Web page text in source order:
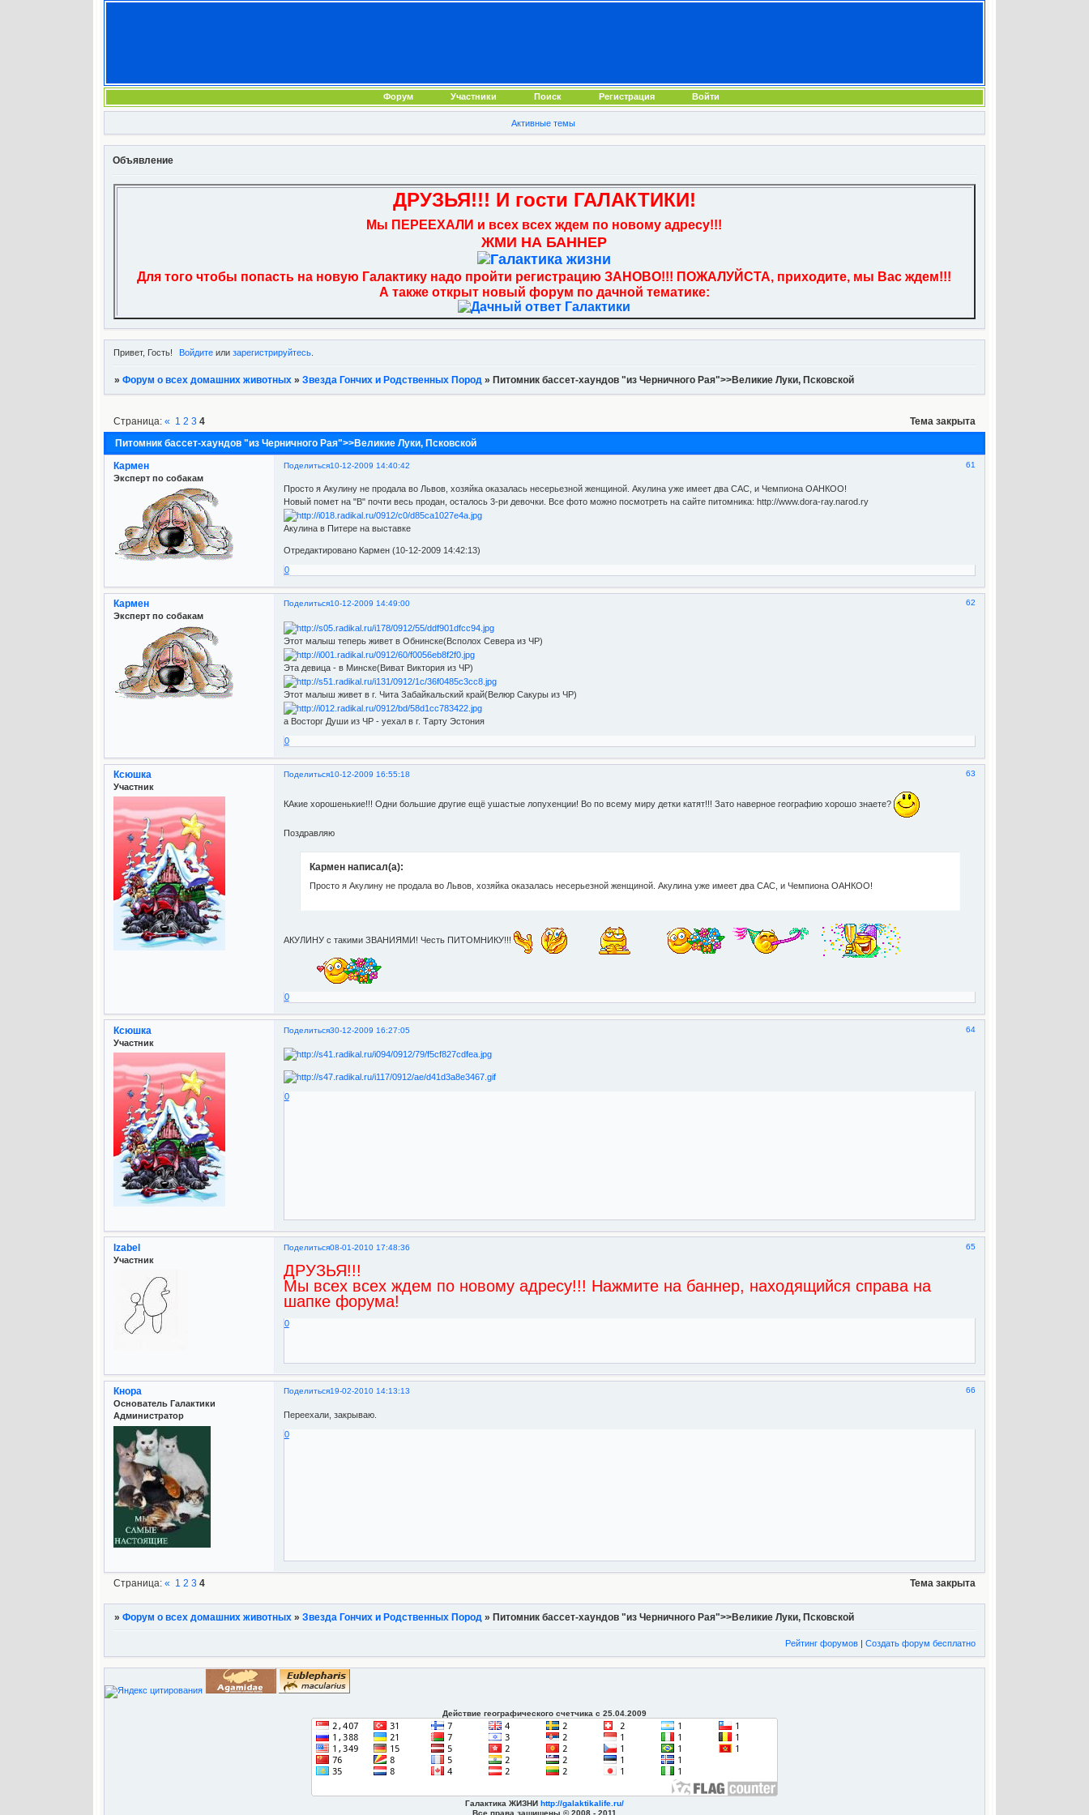
Форум Участники Поиск Регистрация Войти
Активные темы
Объявление
ДРУЗЬЯ!!! И гости ГАЛАКТИКИ!
Мы ПЕРЕЕХАЛИ и всех всех ждем по новому адресу!!!
ЖМИ НА БАННЕР
Для того чтобы попасть на новую Галактику надо пройти регистрацию ЗАНОВО!!! ПОЖАЛУЙСТА, приходите, мы Вас ждем!!!
А также открыт новый форум по дачной тематике:
Привет, Гость! Войдите илизарегистрируйтесь
» Форум о всех домашних животных » Звезда Гончих и Родственных Пород » Питомник бассет-хаундов "из Черничного Рая">>Великие Луки, Псковской
Питомник бассет-хаундов "из Черничного Рая">>Великие Луки, Псковской
Страница: « 1 2 3 4 Тема закрыта
Поделиться 61
10-12-2009 14:40:42
Кармен
Эксперт по собакам
Просто я Акулину не продала во Львов, хозяйка оказалась несерьезной женщиной. Акулина уже имеет два САС, и Чемпиона ОАНКОО!
Новый помет на "В" почти весь продан, осталось 3-ри девочки. Все фото можно посмотреть на сайте питомника: http://www.dora-ray.narod.ry
Акулина в Питере на выставке
Отредактировано Кармен (10-12-2009 14:42:13)
0
Поделиться 62
10-12-2009 14:49:00
Кармен
Эксперт по собакам
Этот малыш теперь живет в Обнинске(Всполох Севера из ЧР)
Эта девица - в Минске(Виват Виктория из ЧР)
Этот малыш живет в г. Чита Забайкальский край(Велюр Сакуры из ЧР)
а Восторг Души из ЧР - уехал в г. Тарту Эстония
0
Поделиться 63
10-12-2009 16:55:18
Ксюшка
Участник
КАкие хорошенькие!!! Одни большие другие ещё ушастые лопухенции! Во по всему миру детки катят!!! Зато наверное географию хорошо знаете?
Поздравляю
Кармен написал(а):
Просто я Акулину не продала во Львов, хозяйка оказалась несерьезной женщиной. Акулина уже имеет два САС, и Чемпиона ОАНКОО!
АКУЛИНУ с такими ЗВАНИЯМИ! Честь ПИТОМНИКУ!!!
0
Поделиться 64
30-12-2009 16:27:05
Ксюшка
Участник
0
Поделиться 65
08-01-2010 17:48:36
Izabel
Участник
ДРУЗЬЯ!!!
Мы всех всех ждем по новому адресу!!! Нажмите на баннер, находящийся справа на
шапке форума!
0
Поделиться 66
19-02-2010 14:13:13
Кнора
Основатель Галактики
Администратор
Переехали, закрываю.
0
Тема закрыта
Страница: « 1 2 3 4
» Форум о всех домашних животных » Звезда Гончих и Родственных Пород » Питомник бассет-хаундов "из Черничного Рая">>Великие Луки, Псковской
Рейтинг форумов |Создать форум бесплатно
Действие географического счетчика с 25.04.2009
Галактика ЖИЗНИ http://galaktikalife.ru/